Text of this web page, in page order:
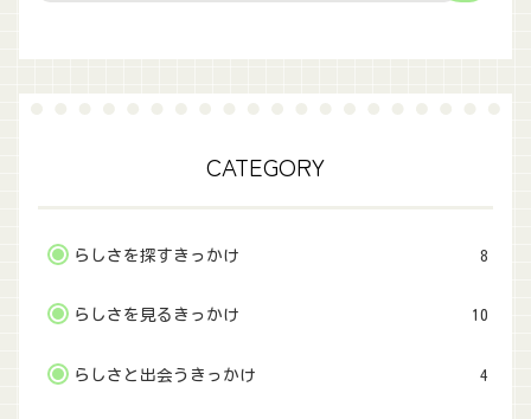
CATEGORY
らしさを探すきっかけ 8
らしさを見るきっかけ 10
らしさと出会うきっかけ 4